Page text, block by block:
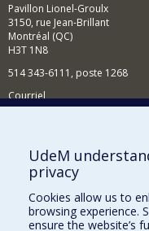
Pavillon Lionel-Groulx
3150, rue Jean-Brillant
Montréal (QC)
H3T 1N8
514 343-6111, poste 1268
Courriel
Comment soutenir
BESOIN D'AIDE?
Plan du site
Signaler une erreur
UdeM
privacy
Cookies allow us to
browsing experience.
ensure the website’s